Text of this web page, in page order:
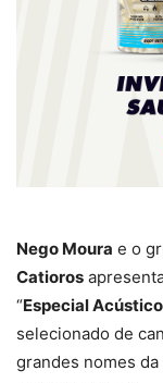
Nego Moura e o
Catioros
“Especial
selecionado de
grandes nomes